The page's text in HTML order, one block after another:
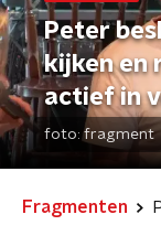
Peter
kijken en
actief in
foto:fragment
Fragmenten